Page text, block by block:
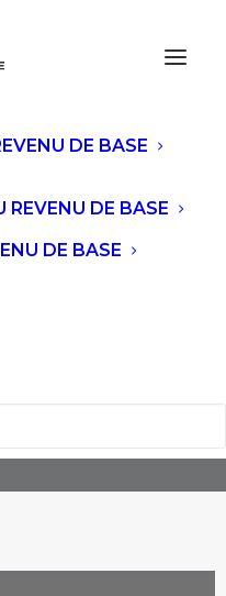
DE BASE
REVENU DE BASE
DE BASE
(UPR)